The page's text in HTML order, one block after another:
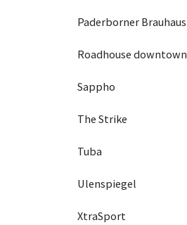
Paderborner Brauhaus
Roadhouse downtown
Sappho
The Strike
Tuba
Ulenspiegel
XtraSport